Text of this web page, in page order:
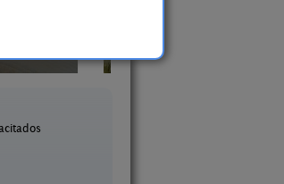
San Lorenzo de Balafia